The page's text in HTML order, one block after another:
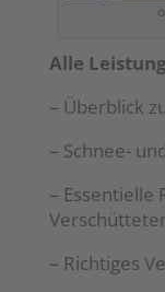
Alle
– Überblick
– Schnee-
– Essentielle
– Richtiges